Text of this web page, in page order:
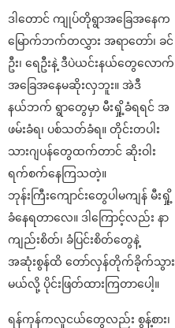
ဒါတောင် ကျုပ်တိုရွာအခြေအနေက
မြောက်ဘက်တလွှား အရာတော်၊ ခင်
ဦး၊ ရေဦးနဲ့ ဒီပဲယင်းနယ်တွေလောက်
အခြေအနေမဆိုးလှဘူး။ အဲဒီ
နယ်ဘက် ရွာတွေမှာ မီးရှို့ခံရရင် အ
ဖမ်းခံရ၊ ပစ်သတ်ခံရ။ တိုင်းတပါး
သားဂျပန်တွေထက်တာင် ဆိုးဝါး
ရက်စက်နေကြသတဲ့။
ဘုန်းကြီးကျောင်းတွေပါမကျန် မီးရှို့
ခံနေရတာလေ။ ဒါကြောင့်လည်း နာ
ကျည်းစိတ်၊ ခံပြင်းစိတ်တွေနဲ့
အဆုံးစွန်ထိ တော်လှန်တိုက်ခိုက်သွား
မယ်လို့ ပိုင်းဖြတ်ထားကြတာပေါ့။
ရန်ကုန်ကလူငယ်တွေလည်း စွန့်စား၊